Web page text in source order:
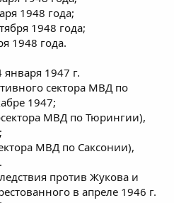
1948 года;
1948 года;
1948 года.
1947 г.
сектора МВД по
1947;
МВД по Тюрингии),
МВД по Саксонии),
против Жукова и
в апреле 1946 г.